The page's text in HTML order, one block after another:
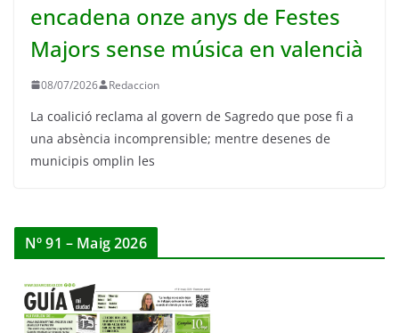
encadena onze anys de Festes
Majors sense música en valencià
08/07/2026 Redaccion
La coalició reclama al govern de Sagredo que pose fi a
una absència incomprensible; mentre desenes de
municipis omplin les
Nº 91 – Maig 2026